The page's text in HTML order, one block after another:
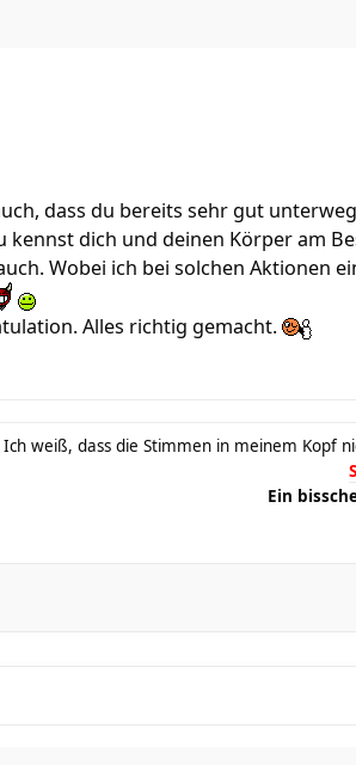
dass du bereits sehr gut
kennst dich und deinen Körper am
Wobei ich bei solchen Aktionen
Alles richtig gemacht.
Ich weiß, dass die Stimmen in meinem Kopf
Ein